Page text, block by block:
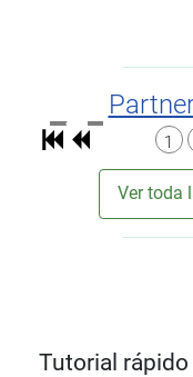
1
Ver toda
Tutorial rápido